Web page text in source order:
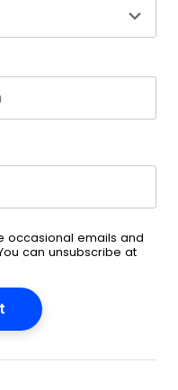
occasional emails and
can unsubscribe at